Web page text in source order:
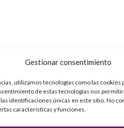
Gestionar consentimiento
utilizamos tecnologías como las cookies
de estas tecnologías nos
identificaciones únicas en este sitio. No
características y funciones.